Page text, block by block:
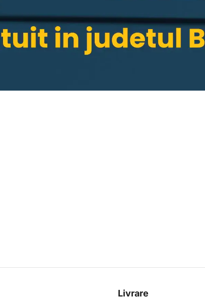
Livrare